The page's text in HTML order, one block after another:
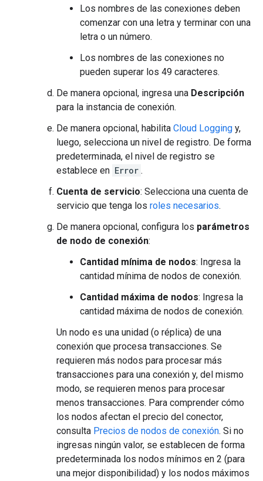
Los nombres de las conexiones deben
comenzar con una letra y terminar con una
letra o un número.
Los nombres de las conexiones no
pueden superar los 49 caracteres.
De manera opcional, ingresa una Descripción
para la instancia de conexión.
De manera opcional, habilita Cloud Logging y,
luego, selecciona un nivel de registro. De forma
predeterminada, el nivel de registro se
establece en Error .
Cuenta de servicio: Selecciona una cuenta de
servicio que tenga los roles necesarios.
De manera opcional, configura los parámetros
de nodo de conexión:
Cantidad mínima de nodos: Ingresa la
cantidad mínima de nodos de conexión.
Cantidad máxima de nodos: Ingresa la
cantidad máxima de nodos de conexión.
Un nodo es una unidad (o réplica) de una
conexión que procesa transacciones. Se
requieren más nodos para procesar más
transacciones para una conexión y, del mismo
modo, se requieren menos para procesar
menos transacciones. Para comprender cómo
los nodos afectan el precio del conector,
consulta Precios de nodos de conexión. Si no
ingresas ningún valor, se establecen de forma
predeterminada los nodos mínimos en 2 (para
una mejor disponibilidad) y los nodos máximos